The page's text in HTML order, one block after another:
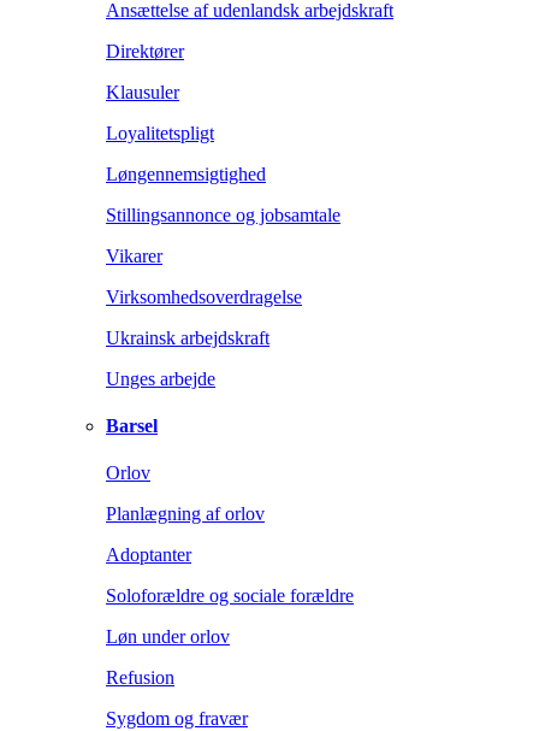
Ansættelse af udenlandsk arbejdskraft
Direktører
Klausuler
Loyalitetspligt
Løngennemsigtighed
Stillingsannonce og jobsamtale
Vikarer
Virksomhedsoverdragelse
Ukrainsk arbejdskraft
Unges arbejde
Barsel
Orlov
Planlægning af orlov
Adoptanter
Soloforældre og sociale forældre
Løn under orlov
Refusion
Sygdom og fravær